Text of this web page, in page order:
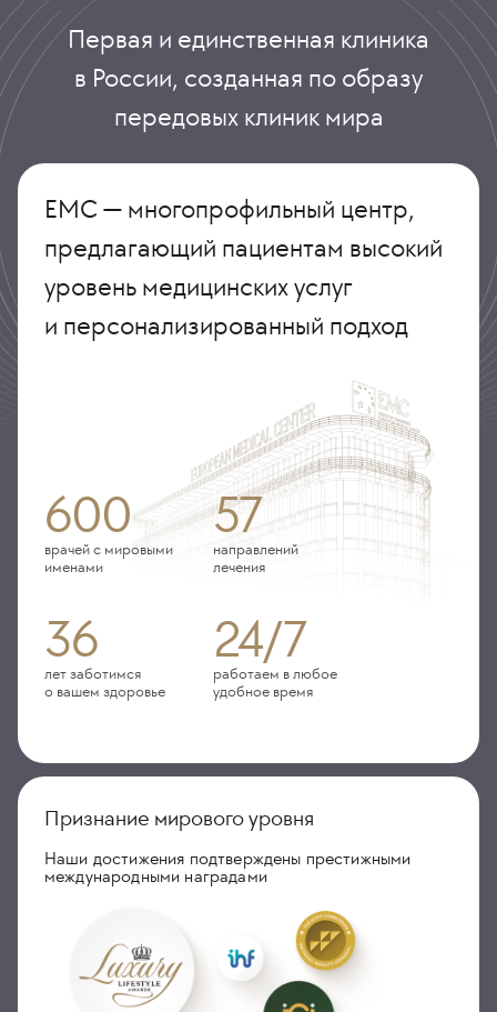
Первая и единственная клиника
в России, созданная по образу
передовых клиник мира
ЕМС — многопрофильный центр,
предлагающий пациентам высокий
уровень медицинских услуг
и персонализированный подход
600
врачей с мировыми
именами
57
направлений
лечения
36
лет заботимся
о вашем здоровье
24/7
работаем в любое
удобное время
Признание мирового уровня
Наши достижения подтверждены престижными
международными наградами